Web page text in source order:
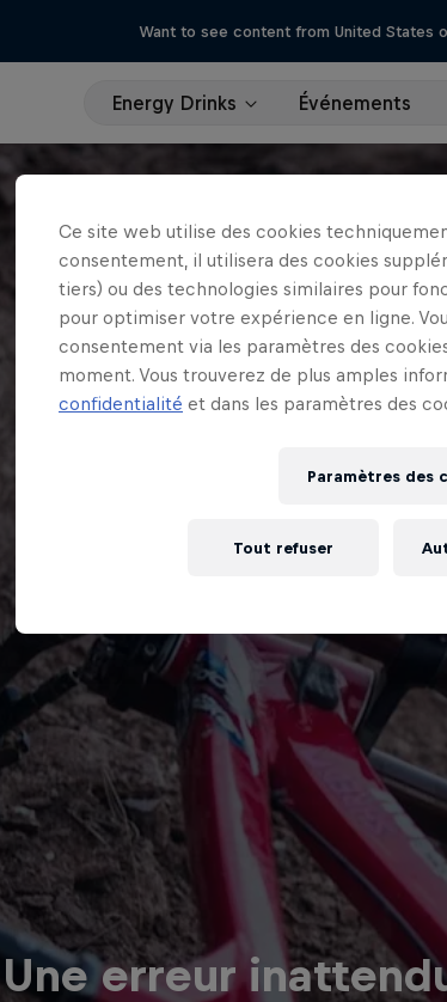
Want to see content from United States
Energy Drinks Événements
Une erreur
Ce site web utilise des cookies
consentement, il utilisera des cookies
tiers) ou des technologies similaires pour
pour optimiser votre expérience en ligne.
consentement via les paramètres des
moment. Vous trouverez de plus amples
confidentialité et dans les paramètres des
Paramètres des
Tout refuser